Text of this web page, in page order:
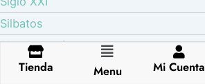
Silbatos
Sin categoría
Sirena
Tienda
Flyout
Menu Mi Cuenta